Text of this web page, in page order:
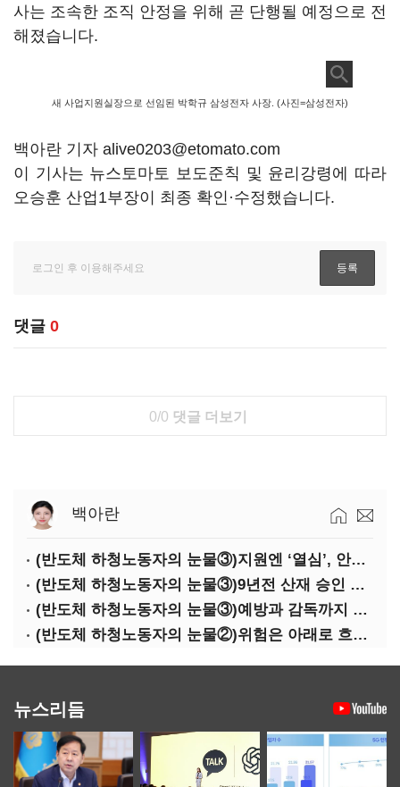
사는 조속한 조직 안정을 위해 곧 단행될 예정으로 전
해졌습니다.
새 사업지원실장으로 선임된 박학규 삼성전자 사장. (사진=삼성전자)
백아란 기자 alive0203@etomato.com
이 기사는 뉴스토마토 보도준칙 및 윤리강령에 따라
오승훈 산업1부장이 최종 확인·수정했습니다.
댓글 0
0/0 댓글 더보기
백아란
(반도체 하청노동자의 눈물③)지원엔 ‘열심’, 안전엔 ‘무심’
(반도체 하청노동자의 눈물③)9년전 산재 승인 간소화 제도…현장선 ‘문턱’ 여전
(반도체 하청노동자의 눈물③)예방과 감독까지 기업 책임
(반도체 하청노동자의 눈물②)위험은 아래로 흐른다
뉴스리듬